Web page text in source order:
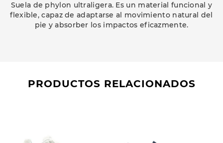
Suela de phylon ultraligera. Es un material funcional y
flexible, capaz de adaptarse al movimiento natural del
pie y absorber los impactos eficazmente.
PRODUCTOS RELACIONADOS